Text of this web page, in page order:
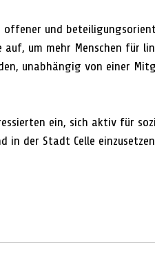
und
um mehr Menschen für
unabhängig von einer
ein, sich aktiv für
in der Stadt Celle